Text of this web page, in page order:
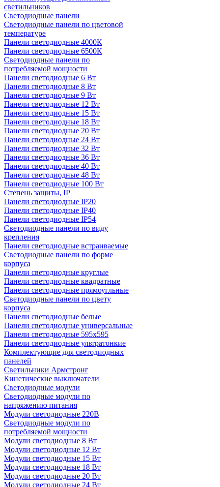
светильников
Светодиодные панели
Светодиодные панели по цветовой
температуре
Панели светодиодные 4000К
Панели светодиодные 6500К
Светодиодные панели по
потребляемой мощности
Панели светодиодные 6 Вт
Панели светодиодные 8 Вт
Панели светодиодные 9 Вт
Панели светодиодные 12 Вт
Панели светодиодные 15 Вт
Панели светодиодные 18 Вт
Панели светодиодные 20 Вт
Панели светодиодные 24 Вт
Панели светодиодные 32 Вт
Панели светодиодные 36 Вт
Панели светодиодные 40 Вт
Панели светодиодные 48 Вт
Панели светодиодные 100 Вт
Степень защиты, IP
Панели светодиодные IP20
Панели светодиодные IP40
Панели светодиодные IP54
Светодиодные панели по виду
крепления
Панели светодиодные встраиваемые
Светодиодные панели по форме
корпуса
Панели светодиодные круглые
Панели светодиодные квадратные
Панели светодиодные прямоугльные
Светодиодные панели по цвету
корпуса
Панели светодиодные белые
Панели светодиодные универсальные
Панели светодиодные 595х595
Панели светодиодные ультратонкие
Комплектующие для светодиодных
панелей
Светильники Армстронг
Кинетические выключатели
Светодиодные модули
Светодиодные модули по
напряжению питания
Модули светодиодные 220В
Светодиодные модули по
потребляемой мощности
Модули светодиодные 8 Вт
Модули светодиодные 12 Вт
Модули светодиодные 15 Вт
Модули светодиодные 18 Вт
Модули светодиодные 20 Вт
Модули светодиодные 24 Вт